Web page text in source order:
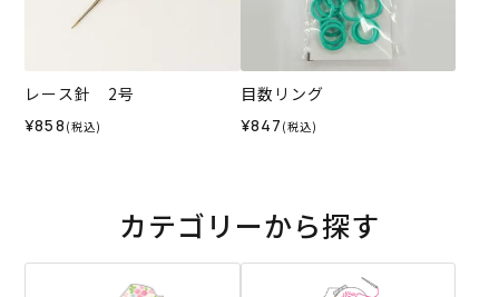
レース針 2号
¥858 (税込)
目数リング
¥847 (税込)
カテゴリーから探す